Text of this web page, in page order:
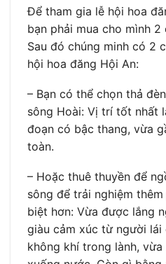
Để tham gia lễ hội hoa
bạn phải mua cho mình 2
Sau đó chúng minh có 2
hội hoa đăng Hội An:
– Bạn có thể chọn thả
sông Hoài: Vị trí tốt nhất
đoạn có bậc thang, vừa
toàn.
– Hoặc thuê thuyền để
sông để trải nghiệm
biệt hơn: Vừa được lắng
giàu cảm xúc từ người
không khí trong lành,